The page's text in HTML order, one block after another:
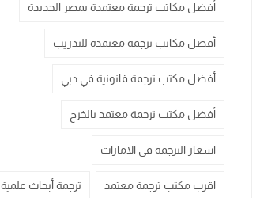
أفضل مكاتب ترجمة معتمدة بمصر الجديدة
أفضل مكاتب ترجمة معتمدة للتدريب
أفضل مكتب ترجمة قانونية في دبي
أفضل مكتب ترجمة معتمد بالخرج
اسعار الترجمة في الامارات
اقرب مكتب ترجمة معتمد ترجمة أبحاث علمية